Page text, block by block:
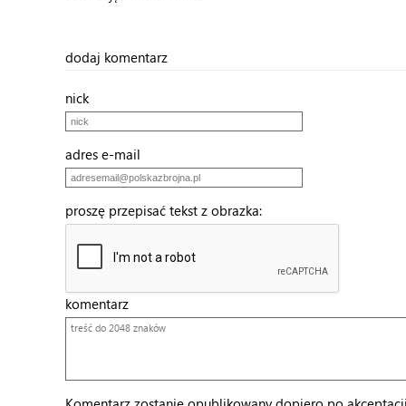
dodaj komentarz
nick
adres e-mail
proszę przepisać tekst z obrazka:
komentarz